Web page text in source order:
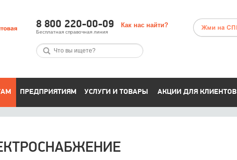
8 800 220-00-09 Как нас найти?
Бесплатная справочная линия
ПРЕДПРИЯТИЯМ УСЛУГИ И ТОВАРЫ АКЦИИ ДЛЯ КЛИЕНТОВ